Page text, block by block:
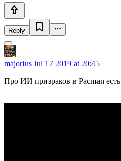
Reply
majorius Jul 17 2019 at 20:45
Про ИИ призраков в Pacman